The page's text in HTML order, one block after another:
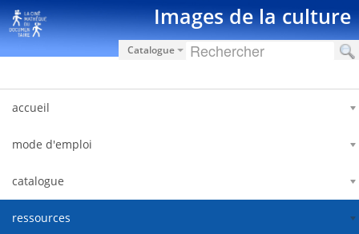
Saut au contenu Images de la culture
Catalogue
accueil
mode d'emploi
catalogue
ressources